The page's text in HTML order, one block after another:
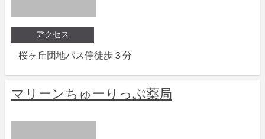
アクセス
桜ヶ丘団地バス停徒歩３分
マリーンちゅーりっぷ薬局